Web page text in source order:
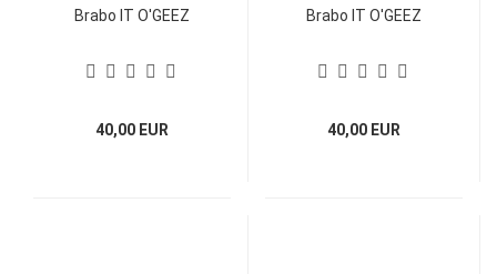
Brabo IT O'GEEZ
40,00 EUR
Brabo IT O'GEEZ
40,00 EUR